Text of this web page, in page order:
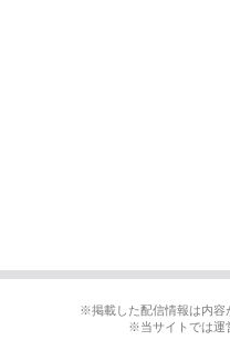
※掲載した配信情報は内容
※当サイトでは運